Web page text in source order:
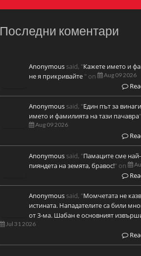
Последни коментари
Anonymous said, "Кажете името и
не я прикривайте " on Aug 09 2026
Anonymous said, "Един път за
името и фамилията на тази пачавра
Aug 09 2026
Anonymous said, "Памаците сме
пияндета на земята, бравос!" on
Anonymous said, "Момчетата не
истината. Нападателите са били
от 3-ма. Шабан е основният
Jul 31 2026